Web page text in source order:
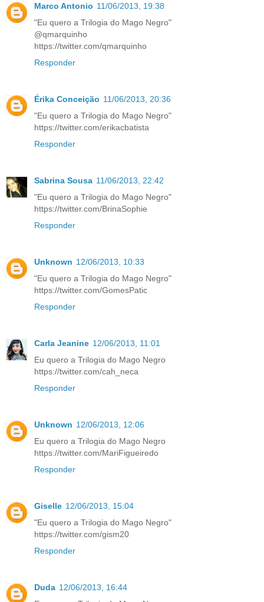
Marco Antonio 11/06/2013, 19:38
"Eu quero a Trilogia do Mago Negro"
@qmarquinho
https://twitter.com/qmarquinho
Responder
Érika Conceição 11/06/2013, 20:36
"Eu quero a Trilogia do Mago Negro"
https://twitter.com/erikacbatista
Responder
Sabrina Sousa 11/06/2013, 22:42
"Eu quero a Trilogia do Mago Negro"
https://twitter.com/BrinaSophie
Responder
Unknown 12/06/2013, 10:33
"Eu quero a Trilogia do Mago Negro"
https://twitter.com/GomesPatic
Responder
Carla Jeanine 12/06/2013, 11:01
Eu quero a Trilogia do Mago Negro
https://twitter.com/cah_neca
Responder
Unknown 12/06/2013, 12:06
Eu quero a Trilogia do Mago Negro
https://twitter.com/MariFigueiredo
Responder
Giselle 12/06/2013, 15:04
"Eu quero a Trilogia do Mago Negro"
https://twitter.com/gism20
Responder
Duda 12/06/2013, 16:44